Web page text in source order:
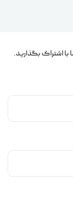
با اشتراک بگذارید.